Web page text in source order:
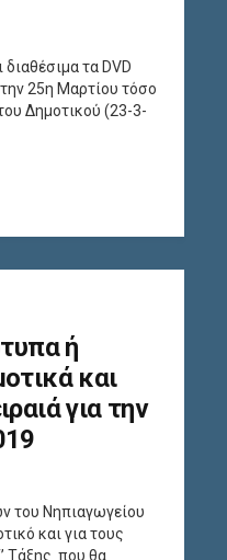
τα DVD
25η Μαρτίου τόσο
Δημοτικού (23-3-
ή
και
για την
του Νηπιαγωγείου
και για τους
Τάξης που θα